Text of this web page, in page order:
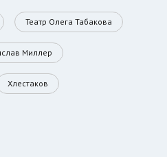
Театр Олега Табакова
Миллер
Хлестаков